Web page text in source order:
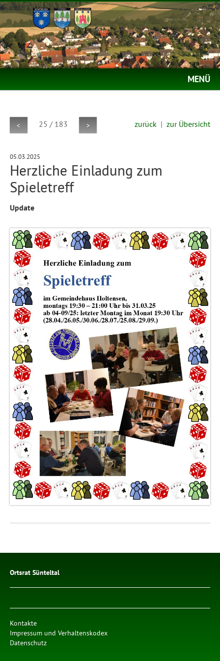
MENÜ
< 25 / 183 > zurück | zur Übersicht
05.03.2025
Herzliche Einladung zum
Spieletreff
Update
Ortsrat Sünteltal
Kontakte
Impressum und Verhaltenskodex
Datenschutz